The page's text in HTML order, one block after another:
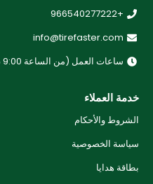
+966540277222
info@tirefaster.com
ساعات العمل (من الساعة 9:00 صباحًا إلى الساعة 6:00 مساءً)
خدمة العملاء
الشروط والأحكام
سياسة الخصوصية
بطاقة هدايا